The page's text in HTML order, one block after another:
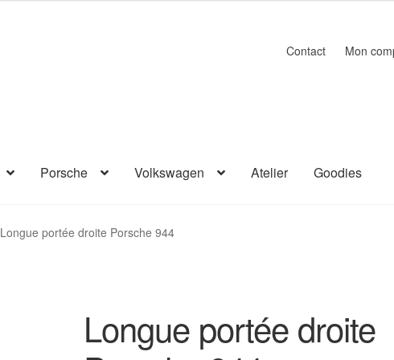
Contact Mon
Porsche Volkswagen Atelier Goodies
Longue portée droite Porsche 944
Longue portée droite